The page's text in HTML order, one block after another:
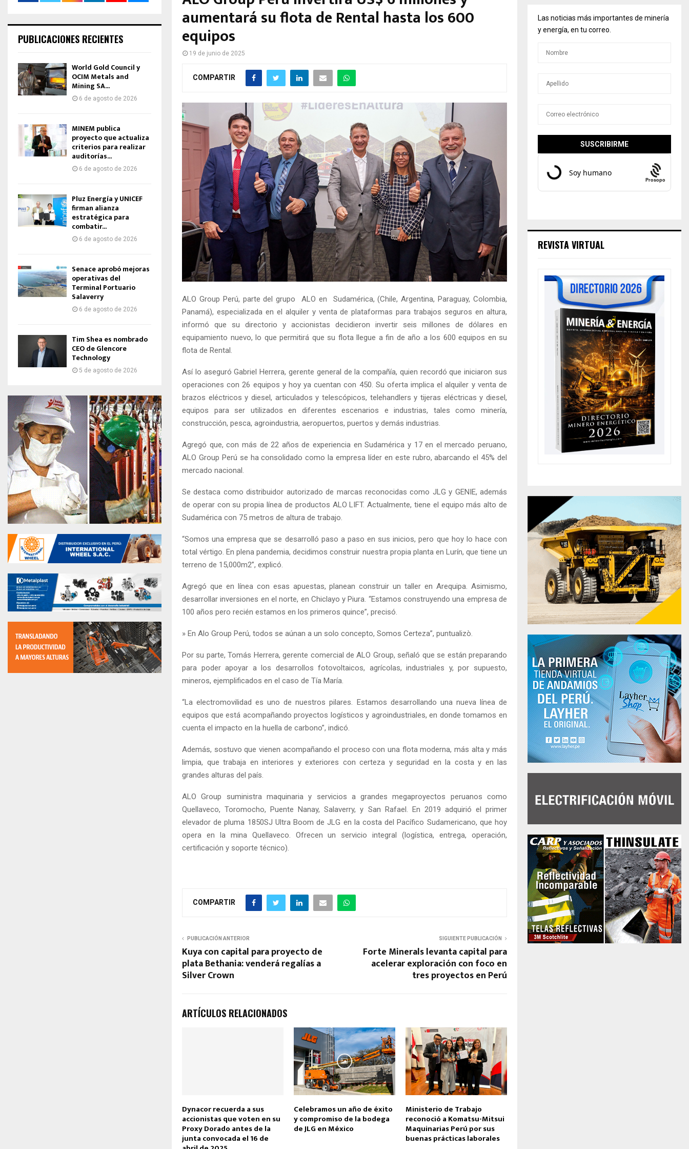
aumentará su flota de Rental hasta los 600
equipos
19 de junio de 2025
COMPARTIR
ALO Group Perú, parte del grupo ALO en Sudamérica, (Chile, Argentina, Paraguay, Colombia,
Panamá), especializada en el alquiler y venta de plataformas para trabajos seguros en altura,
informó que su directorio y accionistas decidieron invertir seis millones de dólares en
equipamiento nuevo, lo que permitirá que su flota llegue a fin de año a los 600 equipos en su
flota de Rental.
Así lo aseguró Gabriel Herrera, gerente general de la compañía, quien recordó que iniciaron sus
operaciones con 26 equipos y hoy ya cuentan con 450. Su oferta implica el alquiler y venta de
brazos eléctricos y diesel, articulados y telescópicos, telehandlers y tijeras eléctricas y diesel,
equipos para ser utilizados en diferentes escenarios e industrias, tales como minería,
construcción, pesca, agroindustria, aeropuertos, puertos y demás industrias.
Agregó que, con más de 22 años de experiencia en Sudamérica y 17 en el mercado peruano,
ALO Group Perú se ha consolidado como la empresa líder en este rubro, abarcando el 45% del
mercado nacional.
Se destaca como distribuidor autorizado de marcas reconocidas como JLG y GENIE, además
de operar con su propia línea de productos ALO LIFT. Actualmente, tiene el equipo más alto de
Sudamérica con 75 metros de altura de trabajo.
“Somos una empresa que se desarrolló paso a paso en sus inicios, pero que hoy lo hace con
total vértigo. En plena pandemia, decidimos construir nuestra propia planta en Lurín, que tiene un
terreno de 15,000m2”, explicó.
Agregó que en línea con esas apuestas, planean construir un taller en Arequipa. Asimismo,
desarrollar inversiones en el norte, en Chiclayo y Piura. “Estamos construyendo una empresa de
100 años pero recién estamos en los primeros quince”, precisó.
» En Alo Group Perú, todos se aúnan a un solo concepto, Somos Certeza”, puntualizò.
Por su parte, Tomás Herrera, gerente comercial de ALO Group, señaló que se están preparando
para poder apoyar a los desarrollos fotovoltaicos, agrícolas, industriales y, por supuesto,
mineros, ejemplificados en el caso de Tía María.
“La electromovilidad es uno de nuestros pilares. Estamos desarrollando una nueva línea de
equipos que está acompañando proyectos logísticos y agroindustriales, en donde tomamos en
cuenta el impacto en la huella de carbono”, indicó.
Además, sostuvo que vienen acompañando el proceso con una flota moderna, más alta y más
limpia, que trabaja en interiores y exteriores con certeza y seguridad en la costa y en las
grandes alturas del país.
ALO Group suministra maquinaria y servicios a grandes megaproyectos peruanos como
Quellaveco, Toromocho, Puente Nanay, Salaverry, y San Rafael. En 2019 adquirió el primer
elevador de pluma 1850SJ Ultra Boom de JLG en la costa del Pacífico Sudamericano, que hoy
opera en la mina Quellaveco. Ofrecen un servicio integral (logística, entrega, operación,
certificación y soporte técnico).
COMPARTIR
PUBLICACIÓN ANTERIOR
Kuya con capital para proyecto de
plata Bethania: venderá regalías a
Silver Crown
SIGUIENTE PUBLICACIÓN
Forte Minerals levanta capital para
acelerar exploración con foco en
tres proyectos en Perú
ARTÍCULOS RELACIONADOS
Dynacor recuerda a sus
accionistas que voten en su
Proxy Dorado antes de la
junta convocada el 16 de
Celebramos un año de éxito
y compromiso de la bodega
de JLG en México
Ministerio de Trabajo
reconoció a Komatsu-Mitsui
Maquinarias Perú por sus
buenas prácticas laborales
PUBLICACIONES RECIENTES
World Gold Council y
OCIM Metals and
Mining SA...
6 de agosto de 2026
MINEM publica
proyecto que actualiza
criterios para realizar
auditorías...
6 de agosto de 2026
Pluz Energía y UNICEF
firman alianza
estratégica para
combatir...
6 de agosto de 2026
Senace aprobó mejoras
operativas del
Terminal Portuario
Salaverry
6 de agosto de 2026
Tim Shea es nombrado
CEO de Glencore
Technology
5 de agosto de 2026
Las noticias más importantes de minería
y energía, en tu correo.
Prosopo
REVISTA VIRTUAL